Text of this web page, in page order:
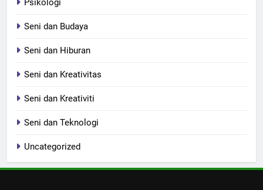
Psikologi
Seni dan Budaya
Seni dan Hiburan
Seni dan Kreativitas
Seni dan Kreativiti
Seni dan Teknologi
Uncategorized